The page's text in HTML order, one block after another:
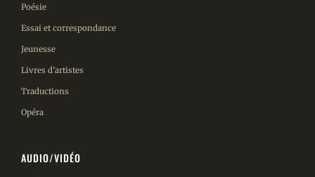
Poésie
Essai et correspondance
Jeunesse
Livres d’artistes
Traductions
Opéra
AUDIO/VIDÉO